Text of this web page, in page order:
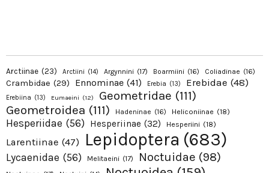
Arctiinae (23) Arctiini (14) Argynnini (17) Boarmiini (16) Coliadinae (16)
Crambidae (29) Ennominae (41) Erebia (13) Erebidae (48)
Erebiina (13) Eumaeini (12) Geometridae (111)
Geometroidea (111) Hadeninae (16) Heliconiinae (18)
Hesperiidae (56) Hesperiinae (32) Hesperiini (18)
Larentiinae (47) Lepidoptera (683)
Lycaenidae (56) Melitaeini (17) Noctuidae (98)